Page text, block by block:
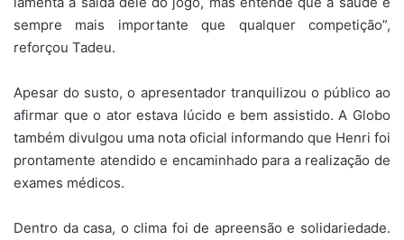
sempre mais importante que qualquer competição”,
reforçou Tadeu.
Apesar do susto, o apresentador tranquilizou o público ao
afirmar que o ator estava lúcido e bem assistido. A Globo
também divulgou uma nota oficial informando que Henri foi
prontamente atendido e encaminhado para a realização de
exames médicos.
Dentro da casa, o clima foi de apreensão e solidariedade.